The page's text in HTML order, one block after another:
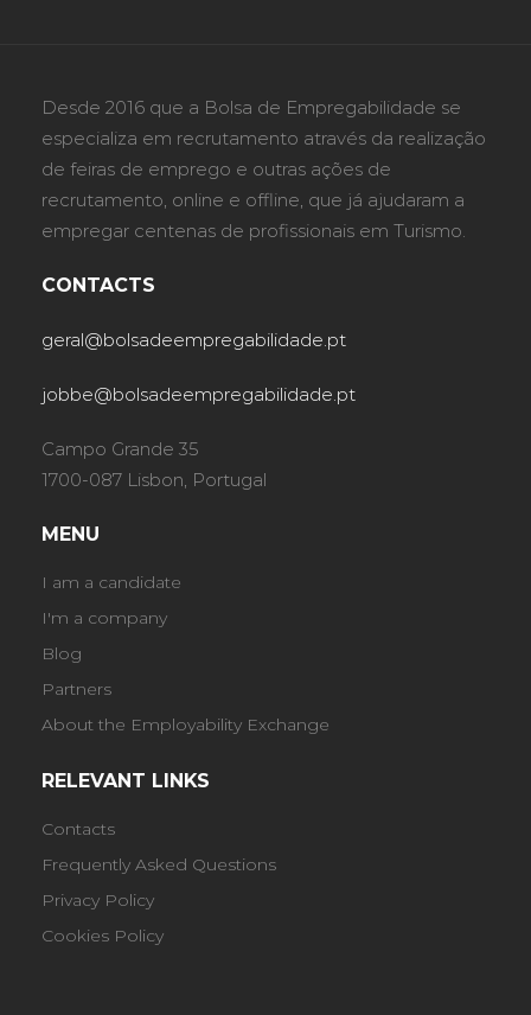
Desde 2016 que a Bolsa de Empregabilidade se
especializa em recrutamento através da realização
de feiras de emprego e outras ações de
recrutamento, online e offline, que já ajudaram a
empregar centenas de profissionais em Turismo.
CONTACTS
geral@bolsadeempregabilidade.pt
jobbe@bolsadeempregabilidade.pt
Campo Grande 35
1700-087 Lisbon, Portugal
MENU
I am a candidate
I'm a company
Blog
Partners
About the Employability Exchange
RELEVANT LINKS
Contacts
Frequently Asked Questions
Privacy Policy
Cookies Policy